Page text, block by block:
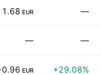
1.68 EUR —
— —
EUR +29.08%